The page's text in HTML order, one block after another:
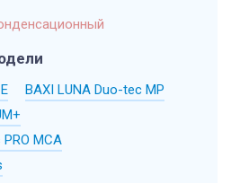
BAXI LUNA Duo-tec MP
MCA